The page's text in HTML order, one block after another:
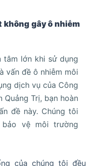
gây ô nhiễm
tâm lớn khi sử dụng
vấn đề ô nhiễm môi
dịch vụ của Công
Quảng Trị, bạn hoàn
đề này. Chúng tôi
vệ môi trường
của chúng tôi đều